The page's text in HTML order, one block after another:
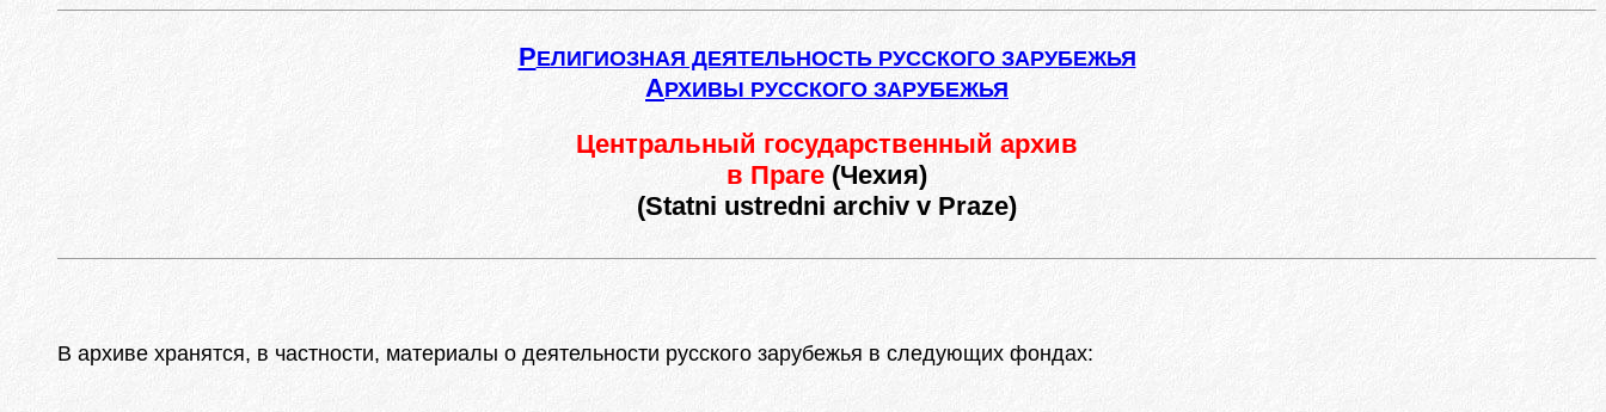
РЕЛИГИОЗНАЯ ДЕЯТЕЛЬНОСТЬ РУССКОГО ЗАРУБЕЖЬЯ
АРХИВЫ РУССКОГО ЗАРУБЕЖЬЯ
Центральный государственный архив
в Праге (Чехия)
(Statni ustredni archiv v Praze)
В архиве хранятся, в частности, материалы о деятельности русского зарубежья в следующих фондах: